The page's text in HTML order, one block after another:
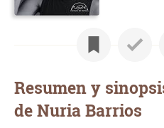
Resumen y
de Nuria Barrios